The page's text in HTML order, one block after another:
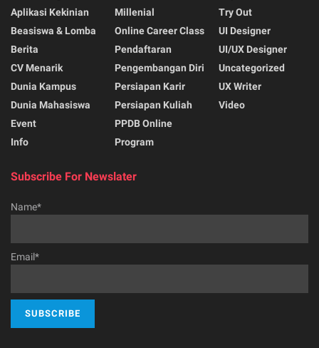
Aplikasi Kekinian
Beasiswa & Lomba
Berita
CV Menarik
Dunia Kampus
Dunia Mahasiswa
Event
Info
Millenial
Online Career Class
Pendaftaran
Pengembangan Diri
Persiapan Karir
Persiapan Kuliah
PPDB Online
Program
Try Out
UI Designer
UI/UX Designer
Uncategorized
UX Writer
Video
Subscribe For Newslater
Name*
Email*